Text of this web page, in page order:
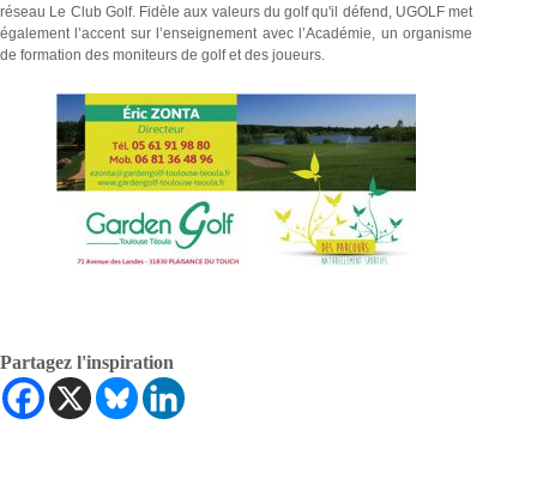
réseau Le Club Golf. Fidèle aux valeurs du golf qu'il défend, UGOLF met
également l’accent sur l’enseignement avec l’Académie, un organisme
de formation des moniteurs de golf et des joueurs.
Partagez l'inspiration